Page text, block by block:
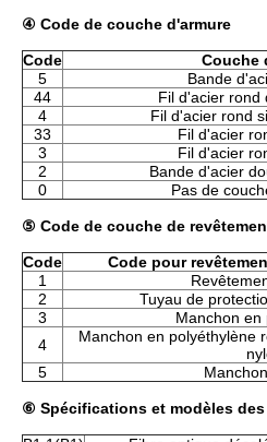
④ Code de couche d'armure
Code
Couche
5
Bande
44
Fil d'acier rond
4
Fil d'acier rond
33
Fil d'acier
3
Fil d'acier
2
Bande d'acier
0
Pas de
⑤ Code de couche de
Code
Code pour
1
2
Tuyau de
3
Manchon en
4
Manchon en polyéthylène
5
⑥ Spécifications et modèles